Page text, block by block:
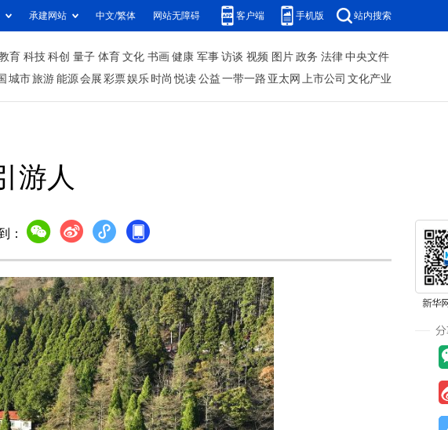
承建网站 中文/繁体 网站无障碍 客户端 手机版 站内搜索
育 科技 科创 量子 体育 文化 书画 健康 军事 访谈 视频 图片 政务 法律 中央文件
城市旅游 能源 会展 彩票娱乐 时尚 悦读 公益 一带一路 亚太网 上市公司 文化产业
游人
：